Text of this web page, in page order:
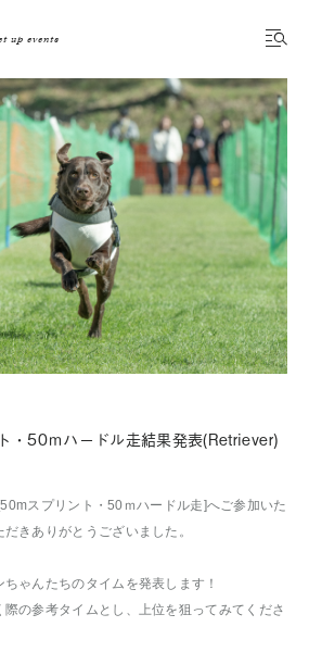
up events
・50ｍハードル走結果発表(Retriever)
スプリント・50ｍハードル走]へご参加いた
きありがとうございました。
ゃんたちのタイムを発表します！
の参考タイムとし、上位を狙ってみてくださ